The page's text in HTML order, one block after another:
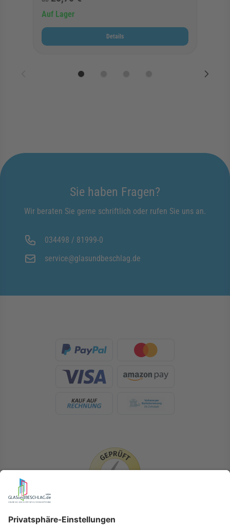
Auf Lager
Details
Sie haben Fragen?
Wir beraten Sie gerne schriftlich oder rufen Sie uns an.
034498 / 81999-0
service@glasundbeschlag.de